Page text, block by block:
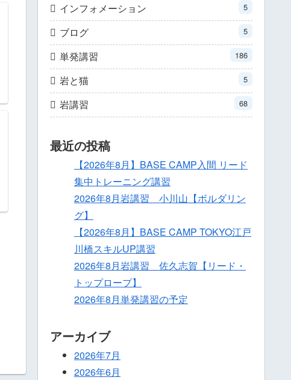
インフォメーション 5
ブログ 5
単発講習 186
岩と猫 5
岩講習 68
最近の投稿
【2026年8月】BASE CAMP入間 リード
集中トレーニング講習
2026年8月岩講習 小川山【ボルダリン
グ】
【2026年8月】BASE CAMP TOKYO江戸
川橋スキルUP講習
2026年8月岩講習 佐久志賀【リード・
トップロープ】
2026年8月単発講習の予定
アーカイブ
2026年7月
2026年6月